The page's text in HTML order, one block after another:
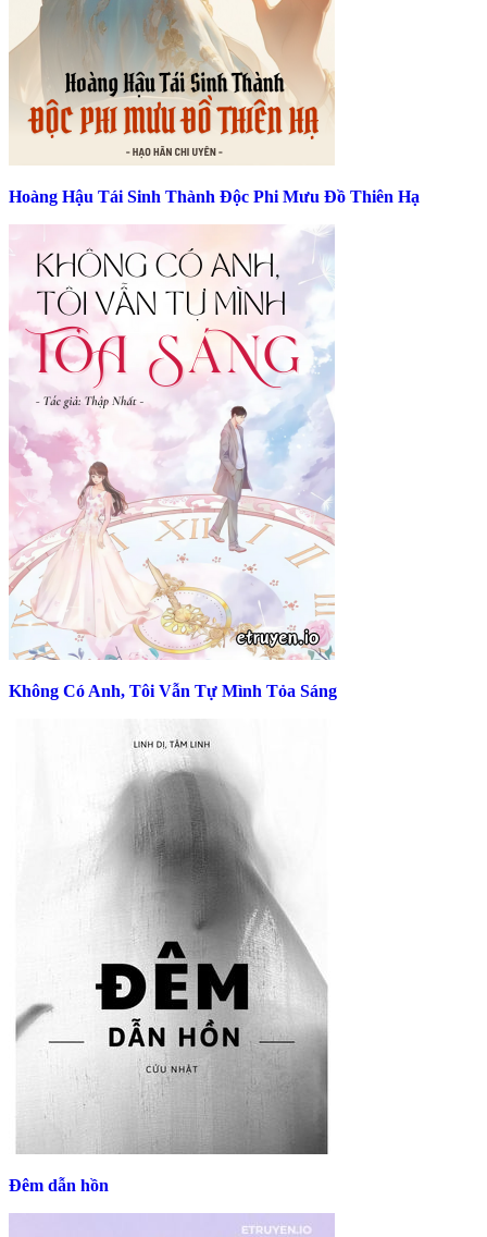
Hoàng Hậu Tái Sinh Thành Độc Phi Mưu Đồ Thiên Hạ
Không Có Anh, Tôi Vẫn Tự Mình Tỏa Sáng
Đêm dẫn hồn